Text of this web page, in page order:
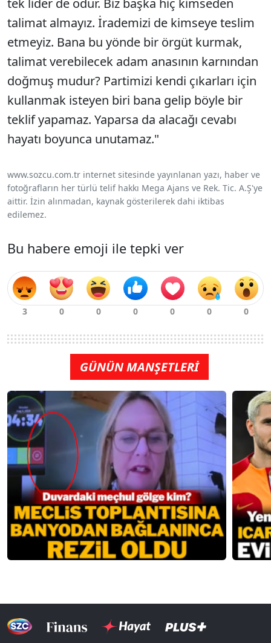
tek lider de odur. Biz başka hiç kimseden
talimat almayız. İrademizi de kimseye teslim
etmeyiz. Bana bu yönde bir örgüt kurmak,
talimat verebilecek adam anasının karnından
doğmuş mudur? Partimizi kendi çıkarları için
kullanmak isteyen biri bana gelip böyle bir
teklif yapamaz. Yaparsa da alacağı cevabı
hayatı boyunca unutamaz."
www.sozcu.com.tr internet sitesinde yayınlanan yazı, haber ve
fotoğrafların her türlü telif hakkı Mega Ajans ve Rek. Tic. A.Ş'ye
aittir. İzin alınmadan, kaynak gösterilerek dahi iktibas
edilemez.
Bu habere emoji ile tepki ver
GÜNÜN MANŞETLERİ